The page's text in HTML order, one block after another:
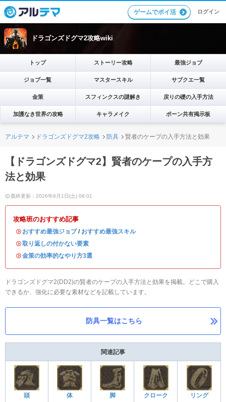
ゲームでポイ活 ログイン
ドラゴンズドグマ2攻略wiki
トップ ストーリー攻略 最強ジョブ
ジョブ一覧 マスタースキル サブクエ一覧
金策 スフィンクスの謎解き 戻りの礎の入手方法
加護なき世界の攻略 キャラメイク ポーン共有掲示板
アルテマ ドラゴンズドグマ2攻略 防具 賢者のケープの入手方法と効果
【ドラゴンズドグマ2】賢者のケープの入手方
法と効果
最終更新：2026年8月1日(土) 08:01
攻略班のおすすめ記事
・ おすすめ最強ジョブ/ おすすめ最強スキル
・取り返しの付かない要素
・金策の効率的なやり方3選
ドラゴンズドグマ2(DD2)の賢者のケープの入手方法と効果を掲載。どこで購入
できるか、強化に必要な素材などを記載しています。
防具一覧はこちら
関連記事
頭 体 脚 クローク リング